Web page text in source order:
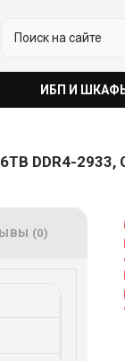
ИБП И
DDR4-2933,
(0)